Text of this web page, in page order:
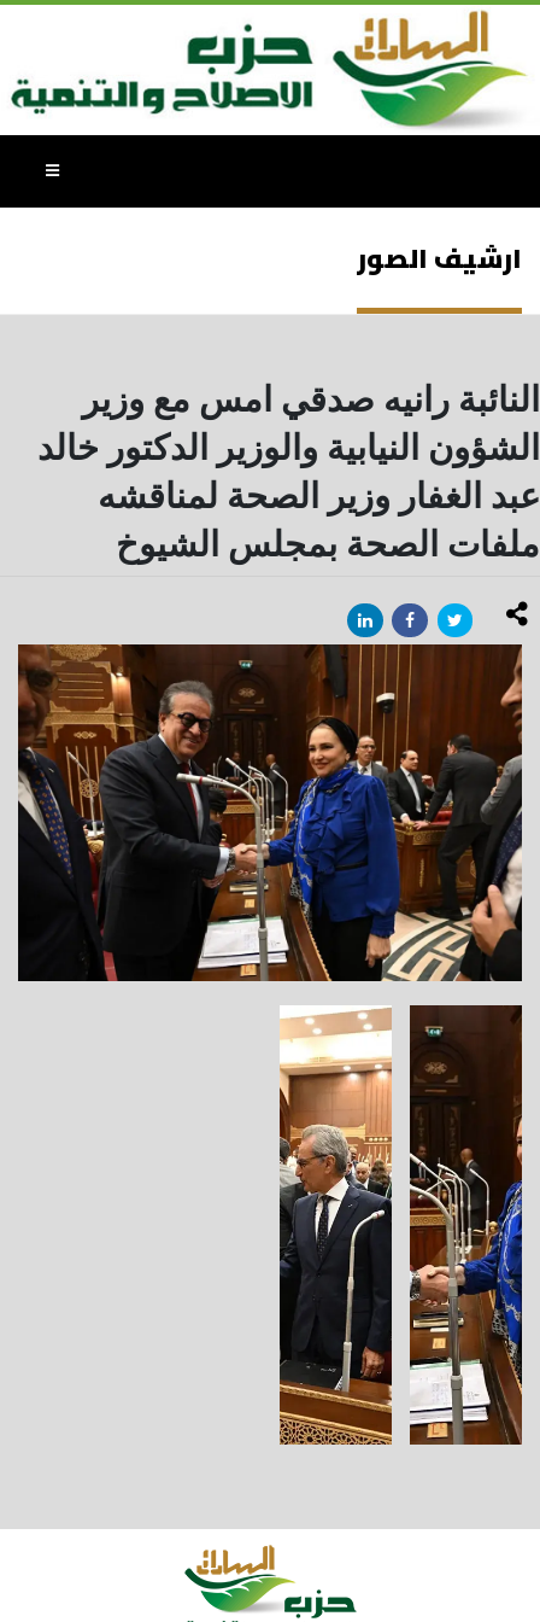
ارشيف الصور
النائبة رانيه صدقي امس مع وزير
الشؤون النيابية والوزير الدكتور خالد
عبد الغفار وزير الصحة لمناقشه
ملفات الصحة بمجلس الشيوخ